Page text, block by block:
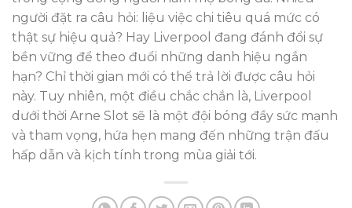
người đặt ra câu hỏi: liệu việc chi tiêu quá mức có
thật sự hiệu quả? Hay Liverpool đang đánh đổi sự
bền vững để theo đuổi những danh hiệu ngắn
hạn? Chỉ thời gian mới có thể trả lời được câu hỏi
này. Tuy nhiên, một điều chắc chắn là, Liverpool
dưới thời Arne Slot sẽ là một đội bóng đầy sức mạnh
và tham vọng, hứa hẹn mang đến những trận đấu
hấp dẫn và kịch tính trong mùa giải tới.